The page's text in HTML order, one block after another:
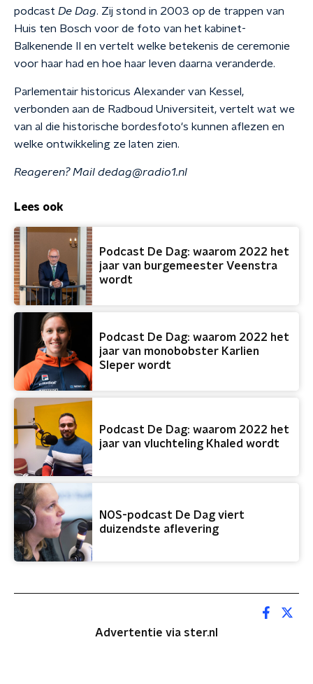
podcast De Dag. Zij stond in 2003 op de trappen van
Huis ten Bosch voor de foto van het kabinet-
Balkenende II en vertelt welke betekenis de ceremonie
voor haar had en hoe haar leven daarna veranderde.
Parlementair historicus Alexander van Kessel,
verbonden aan de Radboud Universiteit, vertelt wat we
van al die historische bordesfoto's kunnen aflezen en
welke ontwikkeling ze laten zien.
Reageren? Mail dedag@radio1.nl
Lees ook
Podcast De Dag: waarom 2022 het
jaar van burgemeester Veenstra
wordt
Podcast De Dag: waarom 2022 het
jaar van monobobster Karlien
Sleper wordt
Podcast De Dag: waarom 2022 het
jaar van vluchteling Khaled wordt
NOS-podcast De Dag viert
duizendste aflevering
Advertentie via ster.nl